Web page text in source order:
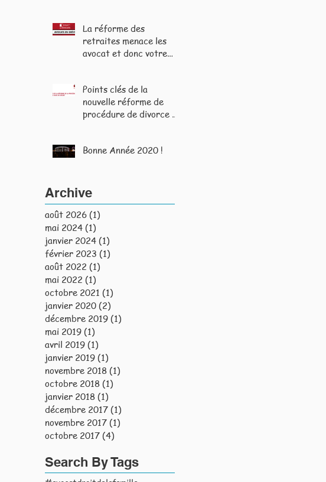
La réforme des
retraites menace les
avocat et donc votre
Points clés de la
nouvelle réforme de
procédure de divorce /
Bonne Année 2020 !
Archive
août 2026 (1)
mai 2024 (1)
janvier 2024 (1)
février 2023 (1)
août 2022 (1)
mai 2022 (1)
octobre 2021 (1)
janvier 2020 (2)
décembre 2019 (1)
mai 2019 (1)
avril 2019 (1)
janvier 2019 (1)
novembre 2018 (1)
octobre 2018 (1)
janvier 2018 (1)
décembre 2017 (1)
novembre 2017 (1)
octobre 2017 (4)
Search By Tags